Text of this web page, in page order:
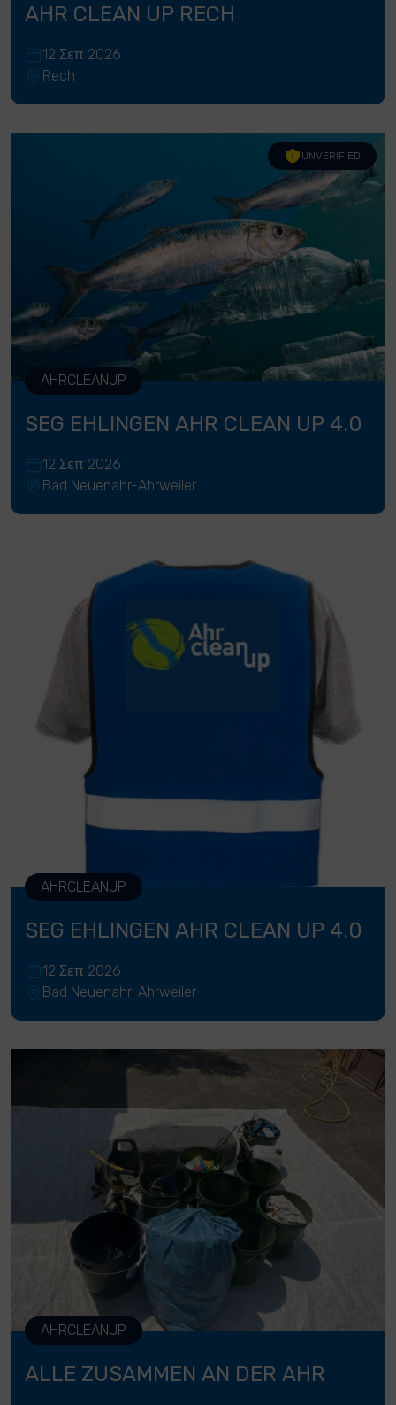
AHR CLEAN UP RECH
12 Σεπ 2026
Rech
AHRCLEANUP
UNVERIFIED
SEG EHLINGEN AHR CLEAN UP 4.0
12 Σεπ 2026
Bad Neuenahr-Ahrweiler
AHRCLEANUP
SEG EHLINGEN AHR CLEAN UP 4.0
12 Σεπ 2026
Bad Neuenahr-Ahrweiler
AHRCLEANUP
ALLE ZUSAMMEN AN DER AHR